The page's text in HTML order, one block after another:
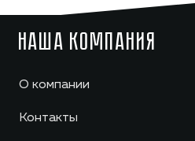
НАША КОМПАНИЯ
О компании
Контакты